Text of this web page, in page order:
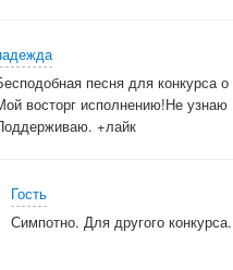
песня для конкурса
восторг исполнению!Не узнаю
+лайк
Гость
Симпотно. Для другого конкурса.